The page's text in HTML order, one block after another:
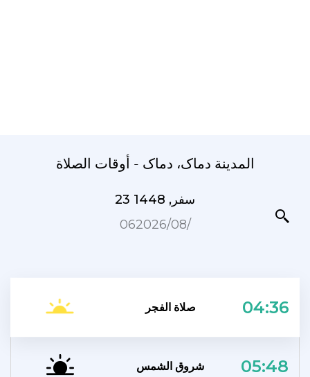
المدينة دماک، دماک - أوقات الصلاة
23 سفر, 1448
06‏/08‏/2026
صلاة الفجر 04:36
شروق الشمس 05:48